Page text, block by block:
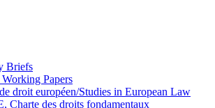
Briefs
Papers
droit européen/Studies in European Law
Charte des droits fondamentaux